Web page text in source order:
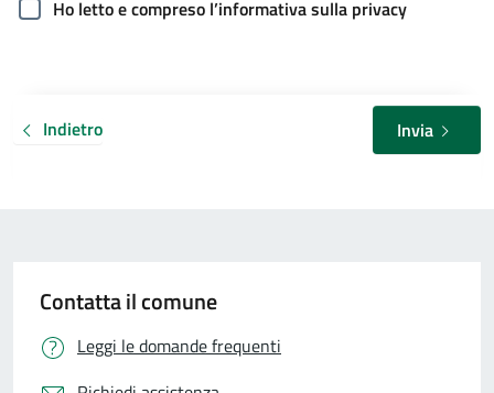
Ho letto e compreso l’informativa sulla privacy
Indietro Invia
Contatta il comune
Leggi le domande frequenti